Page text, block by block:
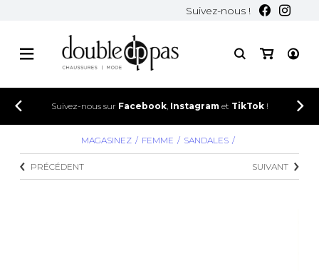
Suivez-nous !
Suivez-nous sur Facebook, Instagram et TikTok!
MAGASINEZ FEMME SANDALES
PRÉCÉDENT SUIVANT